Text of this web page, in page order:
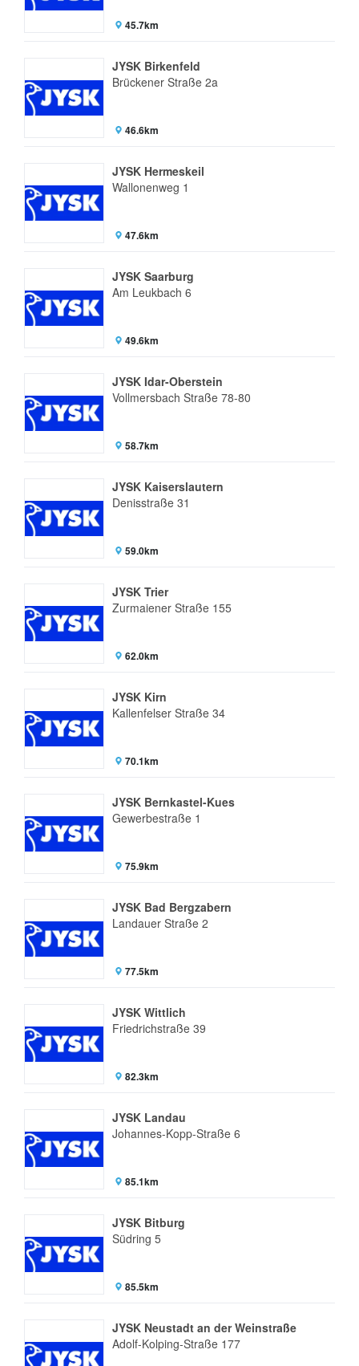
45.7km
JYSK Birkenfeld
Brückener Straße 2a
46.6km
JYSK Hermeskeil
Wallonenweg 1
47.6km
JYSK Saarburg
Am Leukbach 6
49.6km
JYSK Idar-Oberstein
Vollmersbach Straße 78-80
58.7km
JYSK Kaiserslautern
Denisstraße 31
59.0km
JYSK Trier
Zurmaiener Straße 155
62.0km
JYSK Kirn
Kallenfelser Straße 34
70.1km
JYSK Bernkastel-Kues
Gewerbestraße 1
75.9km
JYSK Bad Bergzabern
Landauer Straße 2
77.5km
JYSK Wittlich
Friedrichstraße 39
82.3km
JYSK Landau
Johannes-Kopp-Straße 6
85.1km
JYSK Bitburg
Südring 5
85.5km
JYSK Neustadt an der Weinstraße
Adolf-Kolping-Straße 177